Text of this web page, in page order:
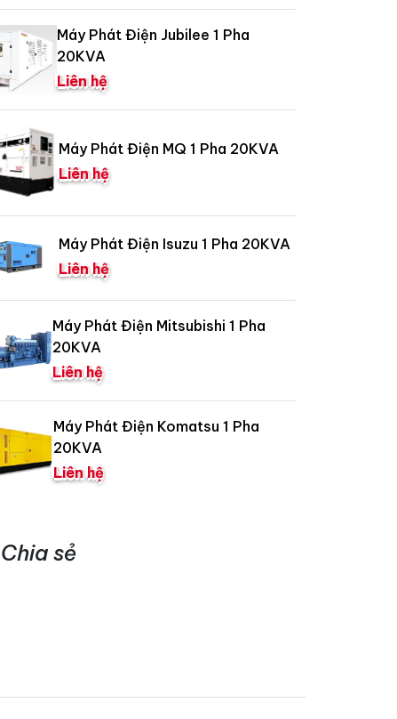
Máy Phát Điện Jubilee 1 Pha
20KVA
Liên hệ
Máy Phát Điện MQ 1 Pha 20KVA
Liên hệ
Máy Phát Điện Isuzu 1 Pha 20KVA
Liên hệ
Máy Phát Điện Mitsubishi 1 Pha
20KVA
Liên hệ
Máy Phát Điện Komatsu 1 Pha
20KVA
Liên hệ
Chia sẻ